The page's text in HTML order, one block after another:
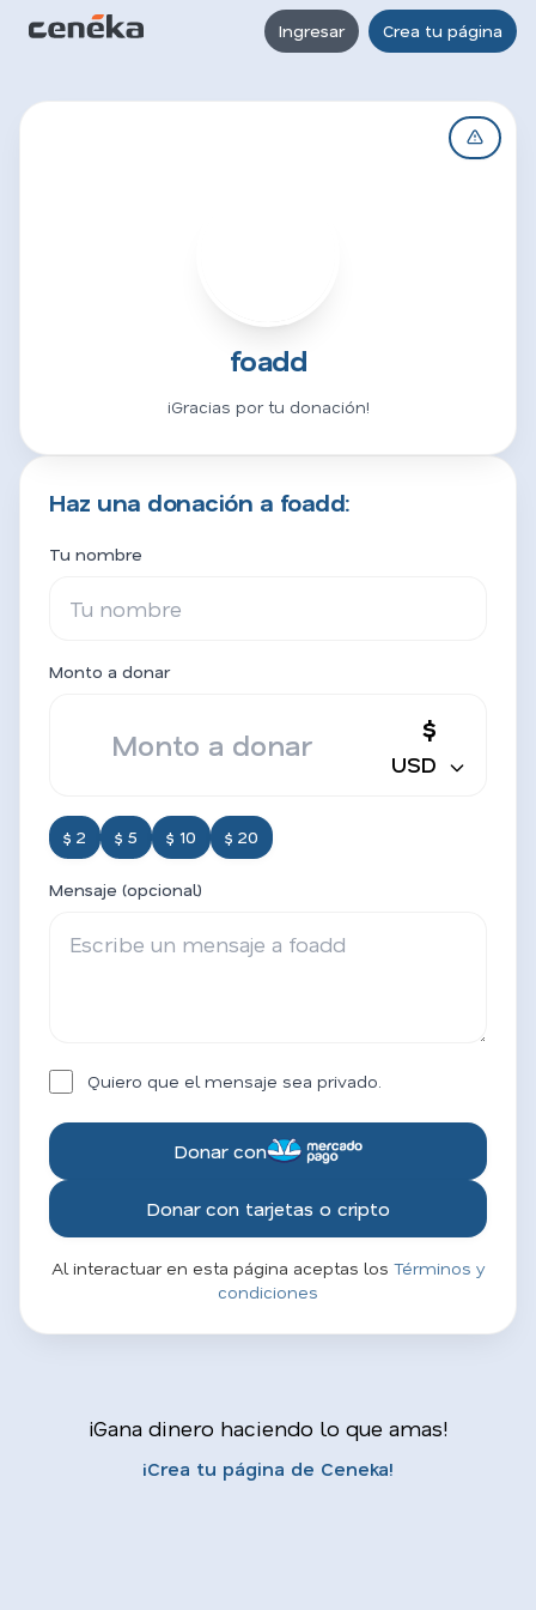
Ingresar Crea tu página
foadd
¡Gracias por tu donación!
Haz una donación a foadd:
Tu nombre
Monto a donar
$
USD
$ 2 $ 5 $ 10 $ 20
Mensaje (opcional)
Quiero que el mensaje sea privado.
Donar con
Donar con tarjetas o cripto
Al interactuar en esta página aceptas los Términos y
condiciones
¡Gana dinero haciendo lo que amas!
¡Crea tu página de Ceneka!